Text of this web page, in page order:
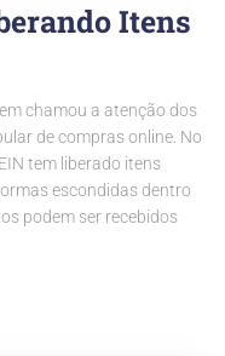
Itens
chamou a atenção dos
de compras online. No
tem liberado itens
escondidas dentro
podem ser recebidos